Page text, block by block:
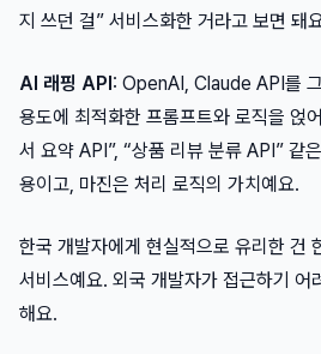
지 쓰던 걸” 서비스화한 거라고 보면 돼
AI 래핑 API: OpenAI, Claude API를
용도에 최적화한 프롬프트와 로직을 얹
서 요약 API”, “상품 리뷰 분류 API” 같
용이고, 마진은 처리 로직의 가치예요.
한국 개발자에게 현실적으로 유리한 건
서비스예요. 외국 개발자가 접근하기 어
해요.